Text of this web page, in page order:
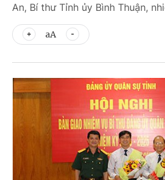
An, Bí thư Tỉnh ủy Bình Thuận,
aA